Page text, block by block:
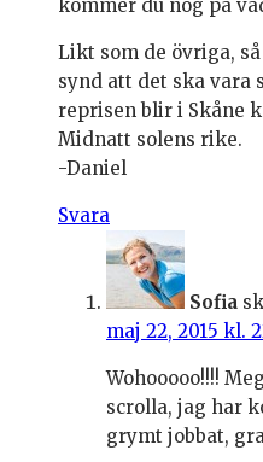
kommer du nog på
Likt som de övriga,
synd att det ska vara
reprisen blir i Skåne
Midnatt solens rike.
-Daniel
Svara
Sofia
maj 22, 2015 kl.
Wohooooo!!!!
scrolla, jag har
grymt jobbat,